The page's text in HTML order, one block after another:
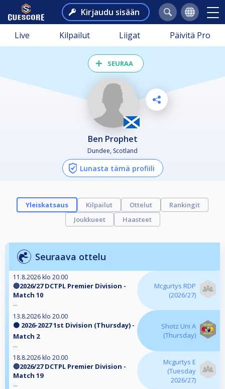
Kirjaudu sisään
Live Kilpailut Liigat Päivitä Pro
SEURAA
Ben Prophet
Dundee, Scotland
Lunasta tämä profiili
Yleiskatsaus Kilpailut Ottelut
Rankingit
Joukkueet
Haasteet
Seuraava ottelu
11.8.2026 klo 20.00
🔵2026/27 DCTPL Premier Division -
Match 10
...
Mcgurtys RDP
(2026/27)
13.8.2026 klo 20.00
🟠 2026-2027 1st Division (Thursday) -
Match 2
...
Shotz Uni A
(Thursday)
18.8.2026 klo 20.00
🔵2026/27 DCTPL Premier Division -
Match 19
...
Mcgurtys E
(Tuesday
2026/27)